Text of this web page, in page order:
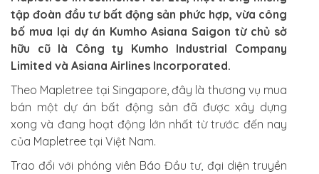
tập đoàn đầu tư bất động sản phức hợp, vừa công
bố mua lại dự án Kumho Asiana Saigon từ chủ sở
hữu cũ là Công ty Kumho Industrial Company
Limited và Asiana Airlines Incorporated.
Theo Mapletree tại Singapore, đây là thương vụ mua
bán một dự án bất động sản đã được xây dựng
xong và đang hoạt động lớn nhất từ trước đến nay
của Mapletree tại Việt Nam.
Trao đổi với phóng viên Báo Đầu tư, đại diện truyền